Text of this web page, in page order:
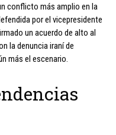
conflicto más amplio en la
por el vicepresidente
un acuerdo de alto al
la denuncia iraní de
más el escenario.